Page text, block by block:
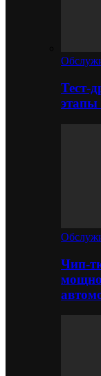
Тест-
этапы
Чип-